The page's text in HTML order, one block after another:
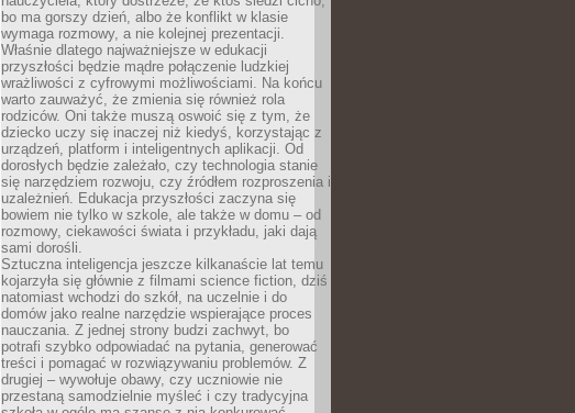
bo ma gorszy dzień, albo że konflikt w klasie
wymaga rozmowy, a nie kolejnej prezentacji.
Właśnie dlatego najważniejsze w edukacji
przyszłości będzie mądre połączenie ludzkiej
wrażliwości z cyfrowymi możliwościami. Na końcu
warto zauważyć, że zmienia się również rola
rodziców. Oni także muszą oswoić się z tym, że
dziecko uczy się inaczej niż kiedyś, korzystając z
urządzeń, platform i inteligentnych aplikacji. Od
dorosłych będzie zależało, czy technologia stanie
się narzędziem rozwoju, czy źródłem rozproszenia i
uzależnień. Edukacja przyszłości zaczyna się
bowiem nie tylko w szkole, ale także w domu – od
rozmowy, ciekawości świata i przykładu, jaki dają
sami dorośli.
Sztuczna inteligencja jeszcze kilkanaście lat temu
kojarzyła się głównie z filmami science fiction, dziś
natomiast wchodzi do szkół, na uczelnie i do
domów jako realne narzędzie wspierające proces
nauczania. Z jednej strony budzi zachwyt, bo
potrafi szybko odpowiadać na pytania, generować
treści i pomagać w rozwiązywaniu problemów. Z
drugiej – wywołuje obawy, czy uczniowie nie
przestaną samodzielnie myśleć i czy tradycyjna